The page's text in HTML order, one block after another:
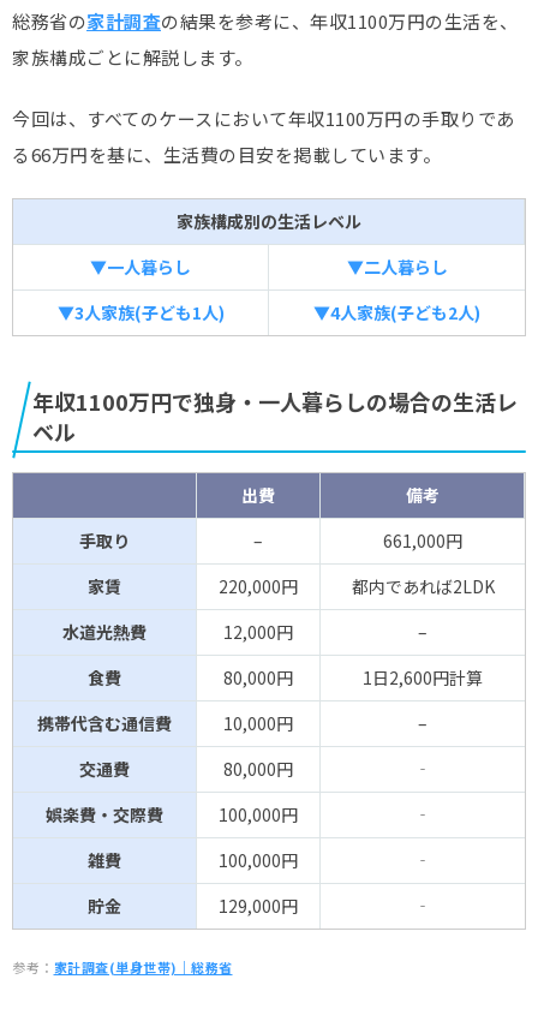
総務省の家計調査の結果を参考に、年収1100万円の生活を、
家族構成ごとに解説します。
今回は、すべてのケースにおいて年収1100万円の手取りであ
る66万円を基に、生活費の目安を掲載しています。
家族構成別の生活レベル
▼一人暮らし
▼二人暮らし
▼3人家族(子ども1人)
▼4人家族(子ども2人)
年収1100万円で独身・一人暮らしの場合の生活レ
ベル
出費
備考
手取り
–
661,000円
家賃
220,000円
都内であれば2LDK
水道光熱費
12,000円
–
食費
80,000円
1日2,600円計算
携帯代含む通信費
10,000円
–
交通費
80,000円
‐
娯楽費・交際費
100,000円
‐
雑費
100,000円
‐
貯金
129,000円 ‐
参考： 家計調査(単身世帯)｜総務省